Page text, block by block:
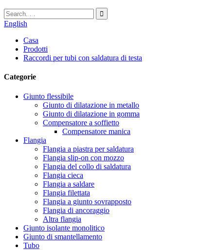
English
Casa
Prodotti
Raccordi per tubi con saldatura di testa
Categorie
Giunto flessibile
Giunto di dilatazione in metallo
Giunto di dilatazione in gomma
Compensatore a soffietto
Compensatore manica
Flangia
Flangia a piastra per saldatura
Flangia slip-on con mozzo
Flangia del collo di saldatura
Flangia cieca
Flangia a saldare
Flangia filettata
Flangia a giunto sovrapposto
Flangia di ancoraggio
Altra flangia
Giunto isolante monolitico
Giunto di smantellamento
Tubo